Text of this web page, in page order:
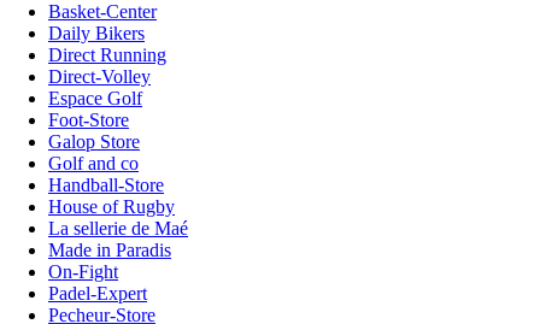
Basket-Center
Daily Bikers
Direct Running
Direct-Volley
Espace Golf
Foot-Store
Galop Store
Golf and co
Handball-Store
House of Rugby
La sellerie de Maé
Made in Paradis
On-Fight
Padel-Expert
Pecheur-Store